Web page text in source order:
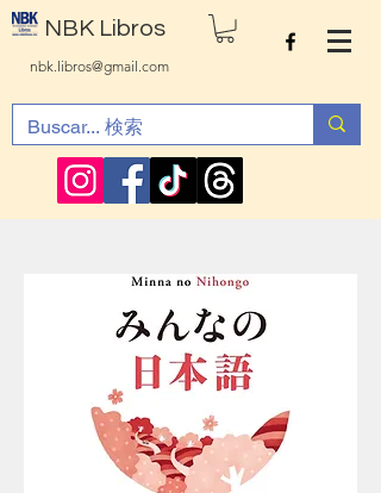
NBK Libros
nbk.libros@gmail.com